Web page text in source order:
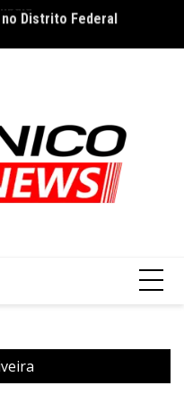
Distrito Federal